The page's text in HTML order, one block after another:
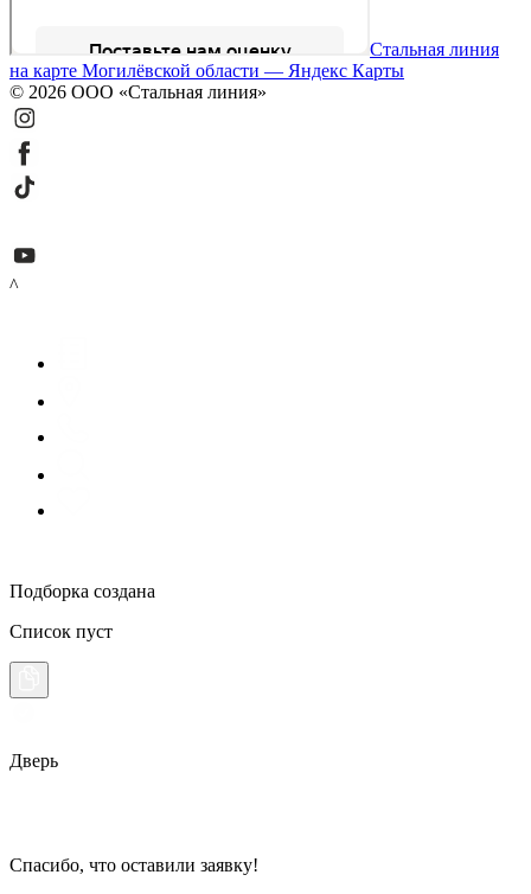
Стальная линия
на карте Могилёвской области — Яндекс Карты
© 2026 ООО «Стальная линия»
^
Подборка создана
Список пуст
Дверь
Спасибо, что оставили заявку!